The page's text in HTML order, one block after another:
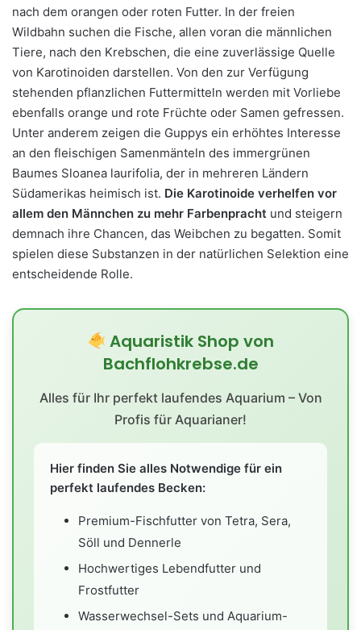
nach dem orangen oder roten Futter. In der freien
Wildbahn suchen die Fische, allen voran die männlichen
Tiere, nach den Krebschen, die eine zuverlässige Quelle
von Karotinoiden darstellen. Von den zur Verfügung
stehenden pflanzlichen Futtermitteln werden mit Vorliebe
ebenfalls orange und rote Früchte oder Samen gefressen.
Unter anderem zeigen die Guppys ein erhöhtes Interesse
an den fleischigen Samenmänteln des immergrünen
Baumes Sloanea laurifolia, der in mehreren Ländern
Südamerikas heimisch ist. Die Karotinoide verhelfen vor
allem den Männchen zu mehr Farbenpracht und steigern
demnach ihre Chancen, das Weibchen zu begatten. Somit
spielen diese Substanzen in der natürlichen Selektion eine
entscheidende Rolle.
Aquaristik Shop von
Bachflohkrebse.de
Alles für Ihr perfekt laufendes Aquarium – Von
Profis für Aquarianer!
Hier finden Sie alles Notwendige für ein
perfekt laufendes Becken:
Premium-Fischfutter von Tetra, Sera,
Söll und Dennerle
Hochwertiges Lebendfutter und
Frostfutter
Wasserwechsel-Sets und Aquarium-